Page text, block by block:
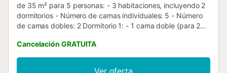
de 35 m² para 5 personas: - 3 habitaciones, incluyendo 2
dormitorios - Número de camas individuales: 5 - Número
de camas dobles: 2 Dormitorio 1: - 1 cama doble (para 2
persona) - 2 literas - 1 cama doble (para 2 personas) Baño:
1 ducha Equipamiento de cocina: - Refrigerador -
Congelador - Microondas - Estufa - Vajilla - Utensilios de
Cancelación GRATUITA
Ver oferta